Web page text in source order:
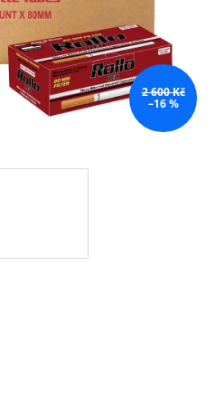
2 600 Kč
–16 %